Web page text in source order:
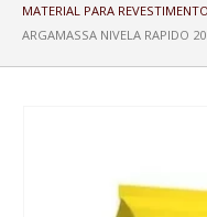
MATERIAL PARA REVESTIMENTO
ARGAMASSA NIVELA RAPIDO